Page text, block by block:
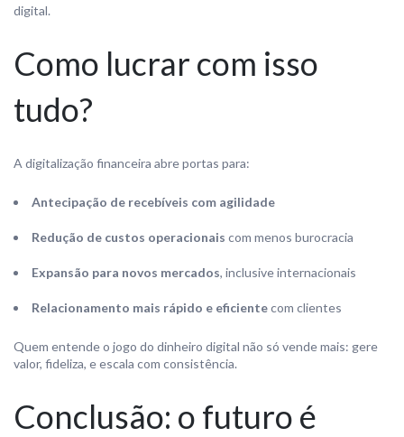
digital.
Como lucrar com isso
tudo?
A digitalização financeira abre portas para:
Antecipação de recebíveis com agilidade
Redução de custos operacionais com menos burocracia
Expansão para novos mercados, inclusive internacionais
Relacionamento mais rápido e eficientecom clientes
Quem entende o jogo do dinheiro digital não só vende mais: gere
valor, fideliza, e escala com consistência.
Conclusão: o futuro é